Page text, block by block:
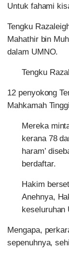
Untuk fahami
Tengku
Mahathir bin
dalam UMNO.
Tengku
12 penyokong
Mahkamah
Mereka
kerana 78
haram’
berdaftar.
Hakim
Anehnya,
keseluruhan
Mengapa,
sepenuhnya,